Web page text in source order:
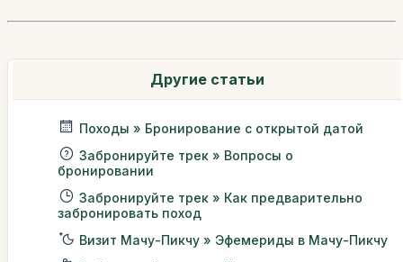
Другие статьи
Походы » Бронирование с открытой датой
Забронируйте трек » Вопросы о
бронировании
Забронируйте трек » Как предварительно
забронировать поход
Визит Мачу-Пикчу » Эфемериды в Мачу-Пикчу